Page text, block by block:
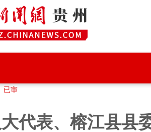
已审
代表、榕江县县